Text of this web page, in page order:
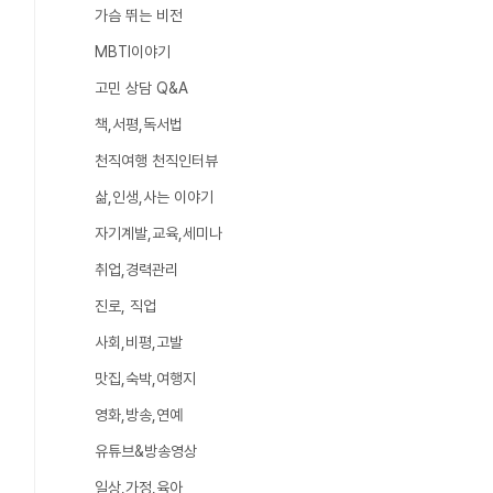
가슴 뛰는 비전
MBTI이야기
고민 상담 Q&A
책,서평,독서법
천직여행 천직인터뷰
삶,인생,사는 이야기
자기계발,교육,세미나
취업,경력관리
진로, 직업
사회,비평,고발
맛집,숙박,여행지
영화,방송,연예
유튜브&방송영상
일상,가정,육아